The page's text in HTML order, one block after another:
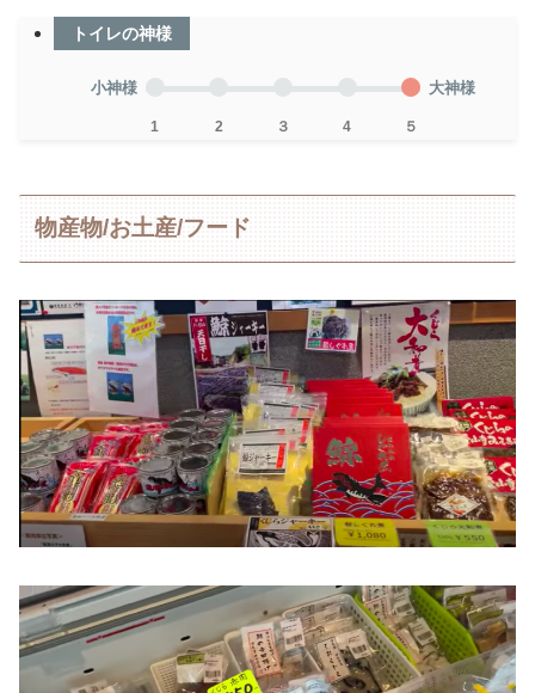
トイレの神様
小神様
1 2 ３ 4 ５
大神様
物産物/お土産/フード